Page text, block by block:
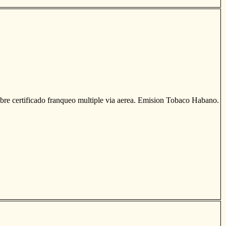
certificado franqueo multiple via aerea. Emision Tobaco Habano.